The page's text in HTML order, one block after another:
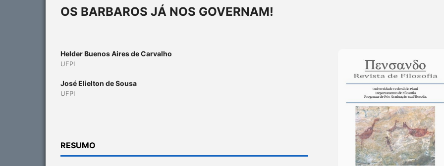
OS BARBAROS JÁ NOS GOVERNAM!
Helder Buenos Aires de Carvalho
UFPI
José Elielton de Sousa
UFPI
RESUMO